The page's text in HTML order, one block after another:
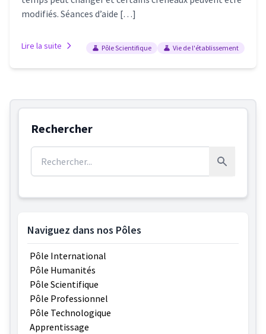
modifiés. Séances d’aide […]
Lire la suite Pôle Scientifique Vie de l'établissement
Rechercher
Rechercher :
Rechercher
Naviguez dans nos Pôles
Pôle International
Pôle Humanités
Pôle Scientifique
Pôle Professionnel
Pôle Technologique
Apprentissage